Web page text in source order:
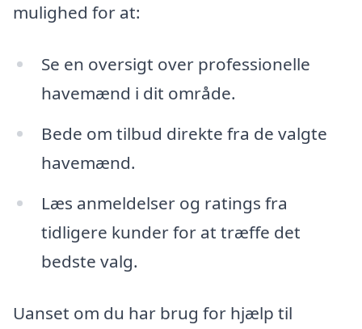
mulighed for at:
Se en oversigt over professionelle
havemænd i dit område.
Bede om tilbud direkte fra de valgte
havemænd.
Læs anmeldelser og ratings fra
tidligere kunder for at træffe det
bedste valg.
Uanset om du har brug for hjælp til